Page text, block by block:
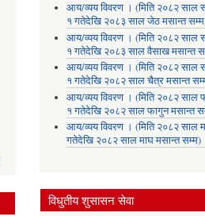
आय/व्यय विवरण । (मिति २०८२ साल
१ गतेदेखि २०८३ साल जेठ मसान्त
आय/व्यय विवरण । (मिति २०८२ साल
१ गतेदेखि २०८३ साल वैसाख मसान्त
आय/व्यय विवरण । (मिति २०८२ साल
१ गतेदेखि २०८२ साल चैत्र मसान्त
आय/व्यय विवरण । (मिति २०८२ साल
१ गतेदेखि २०८२ साल फागुन मसान्त
आय/व्यय विवरण । (मिति २०८२ साल
गतेदेखि २०८२ साल माघ मसान्त सम्म)
विधुतीय शुसासन सेवा